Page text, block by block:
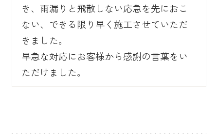
き、雨漏りと飛散しない応急を先におこ
ない、できる限り早く施工させていただ
きました。
早急な対応にお客様から感謝の言葉をい
ただけました。